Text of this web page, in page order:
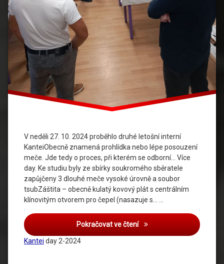
V neděli 27. 10. 2024 proběhlo druhé letošní interní
KanteiObecně znamená prohlídka nebo lépe posouzení
meče. Jde tedy o proces, při kterém se odborní… Více
day. Ke studiu byly ze sbírky soukromého sběratele
zapůjčeny 3 dlouhé meče vysoké úrovně a soubor
tsubZáštita – obecně kulatý kovový plát s centrálním
klínovitým otvorem pro čepel (nasazuje s… …
Pokračovat ve čtení
Kantei day 2-2024